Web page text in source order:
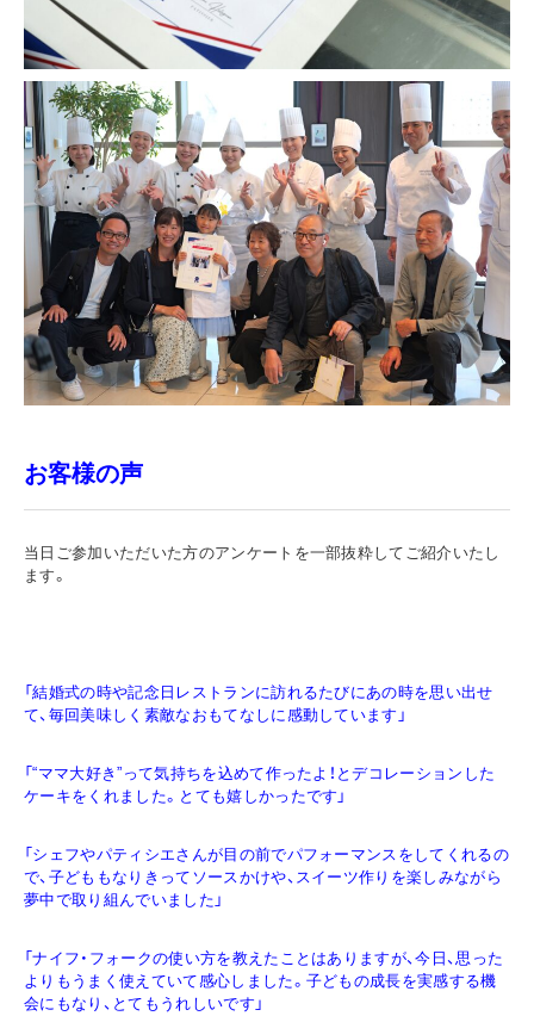
お客様の声
当日ご参加いただいた方のアンケートを一部抜粋してご紹介いたし
ます。
「結婚式の時や記念日レストランに訪れるたびにあの時を思い出せ
て、毎回美味しく素敵なおもてなしに感動しています」
「“ママ大好き”って気持ちを込めて作ったよ！とデコレーションした
ケーキをくれました。とても嬉しかったです」
「シェフやパティシエさんが目の前でパフォーマンスをしてくれるの
で、子どももなりきってソースかけや、スイーツ作りを楽しみながら
夢中で取り組んでいました」
「ナイフ・フォークの使い方を教えたことはありますが、今日、思った
よりもうまく使えていて感心しました。子どもの成長を実感する機
会にもなり、とてもうれしいです」